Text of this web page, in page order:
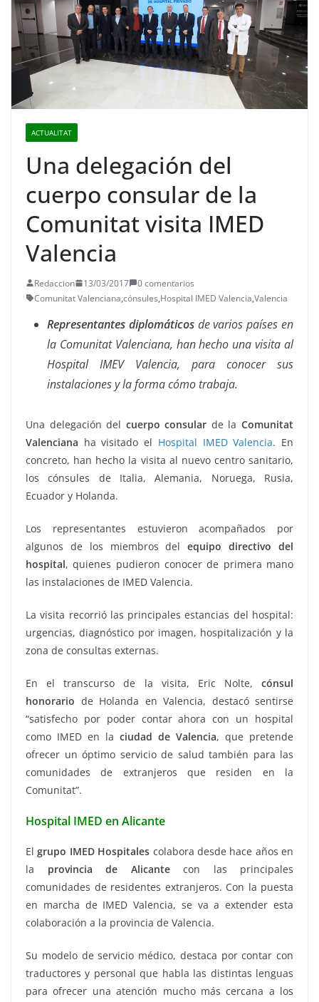
ACTUALITAT
Una delegación del
cuerpo consular de la
Comunitat visita IMED
Valencia
Redaccion 13/03/2017
0 comentarios
Comunitat Valenciana,cónsules,Hospital IMED Valencia,Valencia
Representantes diplomáticosde varios países en
la Comunitat Valenciana, han hecho una visita al
Hospital IMEV Valencia, para conocer sus
instalaciones y la forma cómo trabaja.
Una delegación del cuerpo consular de la Comunitat
Valenciana ha visitado el Hospital IMED Valencia. En
concreto, han hecho la visita al nuevo centro sanitario,
los cónsules de Italia, Alemania, Noruega, Rusia,
Ecuador y Holanda.
Los representantes estuvieron acompañados por
algunos de los miembros delequipo directivo del
hospital, quienes pudieron conocer de primera mano
las instalaciones de IMED Valencia.
La visita recorrió las principales estancias del hospital:
urgencias, diagnóstico por imagen, hospitalización y la
zona de consultas externas.
En el transcurso de la visita, Eric Nolte, cónsul
honorario de Holanda en Valencia, destacó sentirse
“satisfecho por poder contar ahora con un hospital
como IMED en la ciudad de Valencia, que pretende
ofrecer un óptimo servicio de salud también para las
comunidades de extranjeros que residen en la
Comunitat”.
Hospital IMED en Alicante
Elgrupo IMED Hospitales colabora desde hace años en
la provincia de Alicantecon las principales
comunidades de residentes extranjeros. Con la puesta
en marcha de IMED Valencia, se va a extender esta
colaboración a la provincia de Valencia.
Su modelo de servicio médico, destaca por contar con
traductores y personal que habla las distintas lenguas
para ofrecer una atención mucho más cercana a los